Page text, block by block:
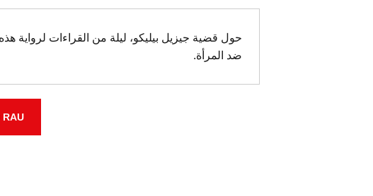
حول قضية جيزيل بيليكو، ليلة من القراءات لرواية
ضد المرأة.
RAU